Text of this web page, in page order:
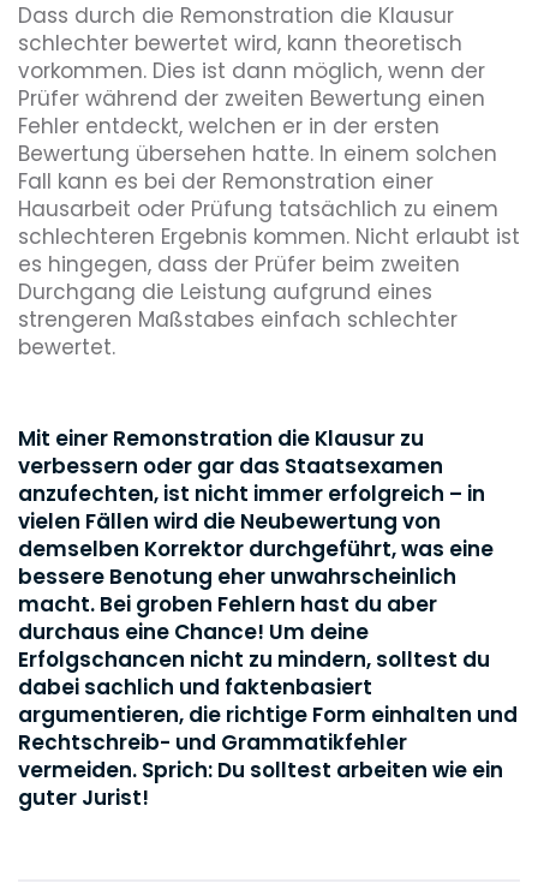
Dass durch die Remonstration die Klausur
schlechter bewertet wird, kann theoretisch
vorkommen. Dies ist dann möglich, wenn der
Prüfer während der zweiten Bewertung einen
Fehler entdeckt, welchen er in der ersten
Bewertung übersehen hatte. In einem solchen
Fall kann es bei der Remonstration einer
Hausarbeit oder Prüfung tatsächlich zu einem
schlechteren Ergebnis kommen. Nicht erlaubt ist
es hingegen, dass der Prüfer beim zweiten
Durchgang die Leistung aufgrund eines
strengeren Maßstabes einfach schlechter
bewertet.
Mit einer Remonstration die Klausur zu
verbessern oder gar das Staatsexamen
anzufechten, ist nicht immer erfolgreich – in
vielen Fällen wird die Neubewertung von
demselben Korrektor durchgeführt, was eine
bessere Benotung eher unwahrscheinlich
macht. Bei groben Fehlern hast du aber
durchaus eine Chance! Um deine
Erfolgschancen nicht zu mindern, solltest du
dabei sachlich und faktenbasiert
argumentieren, die richtige Form einhalten und
Rechtschreib- und Grammatikfehler
vermeiden. Sprich: Du solltest arbeiten wie ein
guter Jurist!